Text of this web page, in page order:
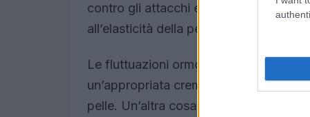
contro gli attacchi esterni. Inoltre, la
all’elasticità della pelle.
Le fluttuazioni ormonali e
un’appropriata crema protettiva sono
pelle. Un’altra cosa da monitorare è